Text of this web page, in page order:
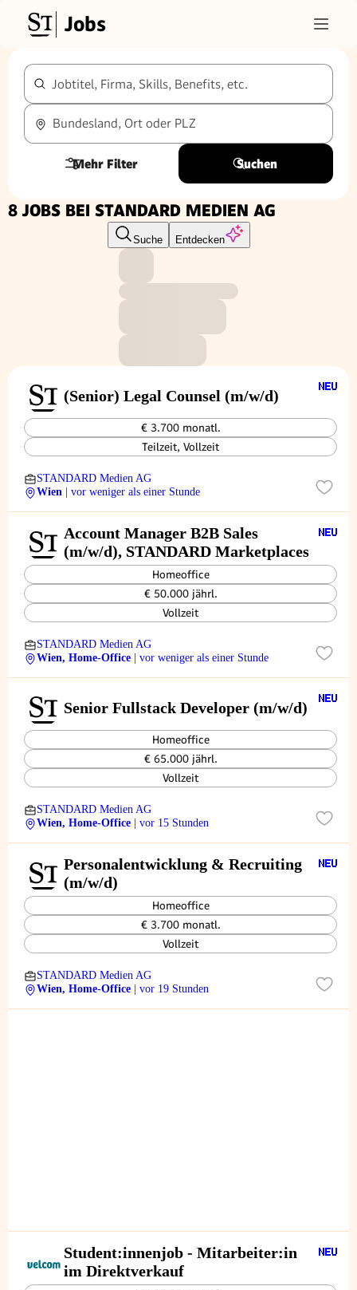
Jobs
Jobtitel, Firma, Skills, Benefits, etc.
Bundesland, Ort oder PLZ
Mehr Filter Suchen
8 JOBS BEI STANDARD MEDIEN AG
Suche Entdecken
(Senior) Legal Counsel (m/w/d)
€ 3.700 monatl.
Teilzeit, Vollzeit
STANDARD Medien AG
Wien
| vor weniger als einer Stunde
Account Manager B2B Sales
(m/w/d), STANDARD Marketplaces
Homeoffice
€ 50.000 jährl.
Vollzeit
STANDARD Medien AG
Wien, Home-Office
| vor weniger als einer Stunde
Senior Fullstack Developer (m/w/d)
Homeoffice
€ 65.000 jährl.
Vollzeit
STANDARD Medien AG
Wien, Home-Office
| vor 15 Stunden
Personalentwicklung & Recruiting
(m/w/d)
Homeoffice
€ 3.700 monatl.
Vollzeit
STANDARD Medien AG
Wien, Home-Office
| vor 19 Stunden
Student:innenjob - Mitarbeiter:in
im Direktverkauf